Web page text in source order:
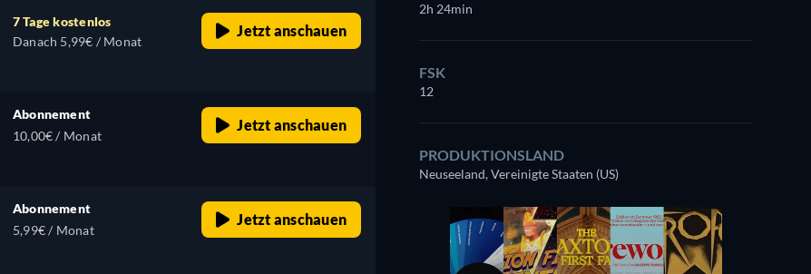
7 Tage kostenlos
Danach 5,99€ / Monat
Jetzt anschauen
Abonnement
10,00€ / Monat
Jetzt anschauen
Abonnement
5,99€ / Monat
Jetzt anschauen
2h 24min
FSK
12
PRODUKTIONSLAND
Neuseeland, Vereinigte Staaten (US)